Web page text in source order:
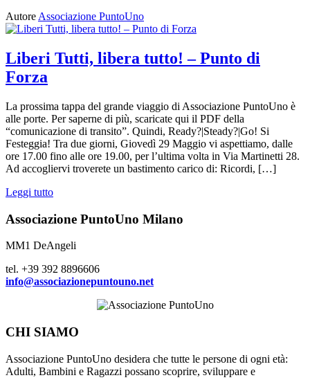
Autore Associazione PuntoUno
Liberi Tutti, libera tutto! – Punto di
Forza
La prossima tappa del grande viaggio di Associazione PuntoUno è
alle porte. Per saperne di più, scaricate qui il PDF della
“comunicazione di transito”. Quindi, Ready?|Steady?|Go! Si
Festeggia! Tra due giorni, Giovedì 29 Maggio vi aspettiamo, dalle
ore 17.00 fino alle ore 19.00, per l’ultima volta in Via Martinetti 28.
Ad accogliervi troverete un bastimento carico di: Ricordi, […]
Leggi tutto
Associazione PuntoUno Milano
MM1 DeAngeli
tel. +39 392 8896606
info@associazionepuntouno.net
CHI SIAMO
Associazione PuntoUno desidera che tutte le persone di ogni età:
Adulti, Bambini e Ragazzi possano scoprire, sviluppare e